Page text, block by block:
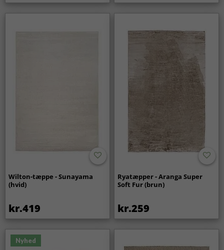
Wilton-tæppe - Sunayama
(hvid)
kr.419
Ryatæpper - Aranga Super
Soft Fur (brun)
kr.259
Nyhed